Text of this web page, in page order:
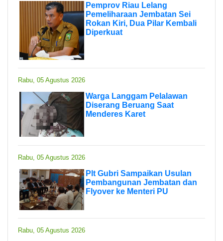
Pemprov Riau Lelang
Pemeliharaan Jembatan Sei
Rokan Kiri, Dua Pilar Kembali
Diperkuat
Rabu, 05 Agustus 2026
Warga Langgam Pelalawan
Diserang Beruang Saat
Menderes Karet
Rabu, 05 Agustus 2026
Plt Gubri Sampaikan Usulan
Pembangunan Jembatan dan
Flyover ke Menteri PU
Rabu, 05 Agustus 2026